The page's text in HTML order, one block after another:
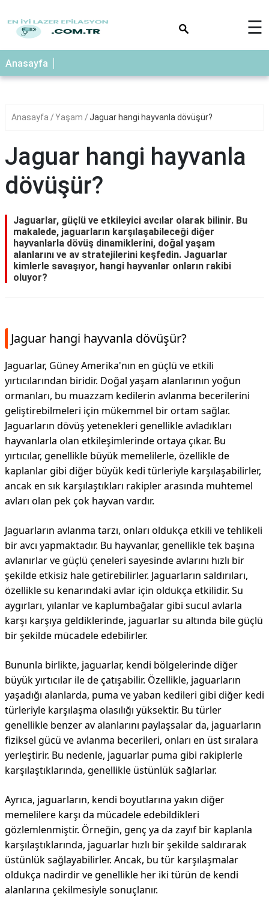
☰
Anasayfa
Anasayfa Yaşam Jaguar hangi hayvanla dövüşür?
Jaguar hangi hayvanla
dövüşür?
Jaguarlar, güçlü ve etkileyici avcılar olarak bilinir. Bu
makalede, jaguarların karşılaşabileceği diğer
hayvanlarla dövüş dinamiklerini, doğal yaşam
alanlarını ve av stratejilerini keşfedin. Jaguarlar
kimlerle savaşıyor, hangi hayvanlar onların rakibi
oluyor?
Jaguar hangi hayvanla dövüşür?
Jaguarlar, Güney Amerika'nın en güçlü ve etkili
yırtıcılarından biridir. Doğal yaşam alanlarının yoğun
ormanları, bu muazzam kedilerin avlanma becerilerini
geliştirebilmeleri için mükemmel bir ortam sağlar.
Jaguarların dövüş yetenekleri genellikle avladıkları
hayvanlarla olan etkileşimlerinde ortaya çıkar. Bu
yırtıcılar, genellikle büyük memelilerle, özellikle de
kaplanlar gibi diğer büyük kedi türleriyle karşılaşabilirler,
ancak en sık karşılaştıkları rakipler arasında muhtemel
avları olan pek çok hayvan vardır.
Jaguarların avlanma tarzı, onları oldukça etkili ve tehlikeli
bir avcı yapmaktadır. Bu hayvanlar, genellikle tek başına
avlanırlar ve güçlü çeneleri sayesinde avlarını hızlı bir
şekilde etkisiz hale getirebilirler. Jaguarların saldırıları,
özellikle su kenarındaki avlar için oldukça etkilidir. Su
aygırları, yılanlar ve kaplumbağalar gibi sucul avlarla
karşı karşıya geldiklerinde, jaguarlar su altında bile güçlü
bir şekilde mücadele edebilirler.
Bununla birlikte, jaguarlar, kendi bölgelerinde diğer
büyük yırtıcılar ile de çatışabilir. Özellikle, jaguarların
yaşadığı alanlarda, puma ve yaban kedileri gibi diğer kedi
türleriyle karşılaşma olasılığı yüksektir. Bu türler
genellikle benzer av alanlarını paylaşsalar da, jaguarların
fiziksel gücü ve avlanma becerileri, onları en üst sıralara
yerleştirir. Bu nedenle, jaguarlar puma gibi rakiplerle
karşılaştıklarında, genellikle üstünlük sağlarlar.
Ayrıca, jaguarların, kendi boyutlarına yakın diğer
memelilere karşı da mücadele edebildikleri
gözlemlenmiştir. Örneğin, genç ya da zayıf bir kaplanla
karşılaştıklarında, jaguarlar hızlı bir şekilde saldırarak
üstünlük sağlayabilirler. Ancak, bu tür karşılaşmalar
oldukça nadirdir ve genellikle her iki türün de kendi
alanlarına çekilmesiyle sonuçlanır.